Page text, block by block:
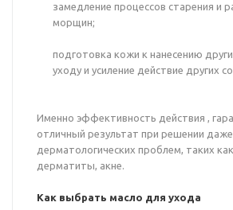
замедление процессов старения и
морщин;
подготовка кожи к нанесению
уходу и усиление действие других
Именно эффективность действия ,
отличный результат при решении
дерматологических проблем, таких
дерматиты, акне.
Как выбрать масло для ухода